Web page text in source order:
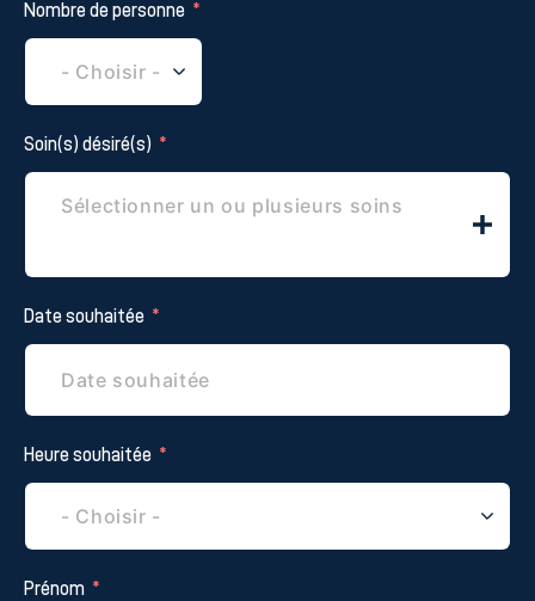
Nombre de personne
Soin(s) désiré(s)
Date souhaitée
Heure souhaitée
Prénom